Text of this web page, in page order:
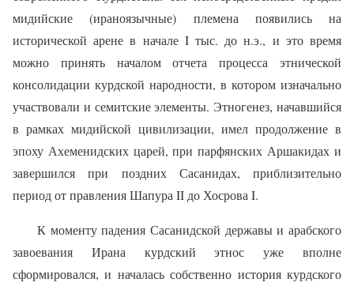
мидийские (ираноязычные) племена появились на
исторической арене в начале I тыс. до н.э., и это время
можно принять началом отчета процесса этнической
консолидации курдской народности, в котором изначально
участвовали и семитские элементы. Этногенез, начавшийся
в рамках мидийской цивилизации, имел продолжение в
эпоху Ахеменидских царей, при парфянских Аршакидах и
завершился при поздних Сасанидах, приблизительно
период от правления Шапура II до Хосрова I.
К моменту падения Сасанидской державы и арабского
завоевания Ирана курдский этнос уже вполне
сформировался, и началась собственно история курдского